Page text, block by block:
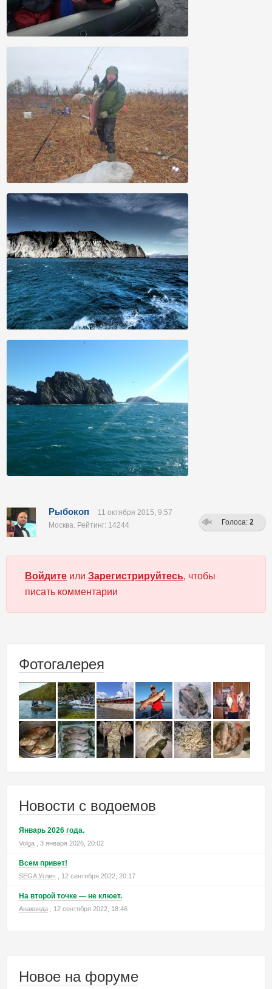
Голоса: 2
Рыбокоп
11 октября 2015, 9:57
Москва. Рейтинг: 14244
Войдите или Зарегистрируйтесь, чтобы
писать комментарии
Фотогалерея
Новости с водоемов
Январь 2026 года.
Volga , 3 января 2026, 20:02
Всем привет!
SEGA Углич , 12 сентября 2022, 20:17
На второй точке — не клюет.
Анаконда , 12 сентября 2022, 18:46
Новое на форуме